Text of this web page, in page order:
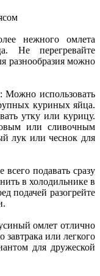
нежного омлета
Не перегревайте
разнообразия можно
: Можно использовать
куриных яйца.
утку или курицу.
или сливочным
лук или чеснок для
подавать сразу
в холодильнике в
подачей разогрейте
омлет отлично
завтрака или легкого
для дружеской